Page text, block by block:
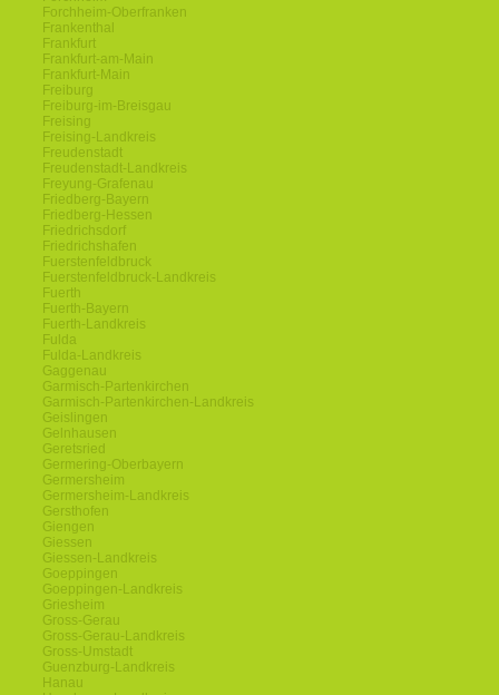
Forchheim-Oberfranken
Frankenthal
Frankfurt
Frankfurt-am-Main
Frankfurt-Main
Freiburg
Freiburg-im-Breisgau
Freising
Freising-Landkreis
Freudenstadt
Freudenstadt-Landkreis
Freyung-Grafenau
Friedberg-Bayern
Friedberg-Hessen
Friedrichsdorf
Friedrichshafen
Fuerstenfeldbruck
Fuerstenfeldbruck-Landkreis
Fuerth
Fuerth-Bayern
Fuerth-Landkreis
Fulda
Fulda-Landkreis
Gaggenau
Garmisch-Partenkirchen
Garmisch-Partenkirchen-Landkreis
Geislingen
Gelnhausen
Geretsried
Germering-Oberbayern
Germersheim
Germersheim-Landkreis
Gersthofen
Giengen
Giessen
Giessen-Landkreis
Goeppingen
Goeppingen-Landkreis
Griesheim
Gross-Gerau
Gross-Gerau-Landkreis
Gross-Umstadt
Guenzburg-Landkreis
Hanau